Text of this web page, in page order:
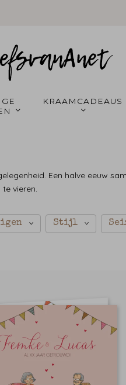
Een halve eeuw
vieren.
Stijl